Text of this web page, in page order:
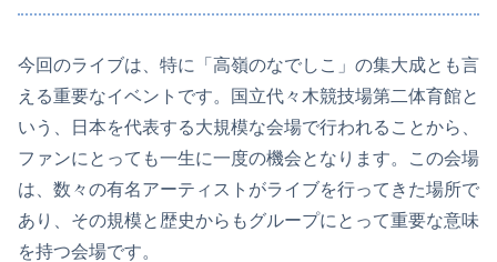
今回のライブは、特に「高嶺のなでしこ」の集大成とも言
える重要なイベントです。国立代々木競技場第二体育館と
いう、日本を代表する大規模な会場で行われることから、
ファンにとっても一生に一度の機会となります。この会場
は、数々の有名アーティストがライブを行ってきた場所で
あり、その規模と歴史からもグループにとって重要な意味
を持つ会場です。